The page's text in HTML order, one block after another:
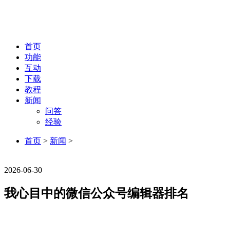
首页
功能
互动
下载
教程
新闻
问答
经验
首页 > 新闻 >
2026-06-30
我心目中的微信公众号编辑器排名